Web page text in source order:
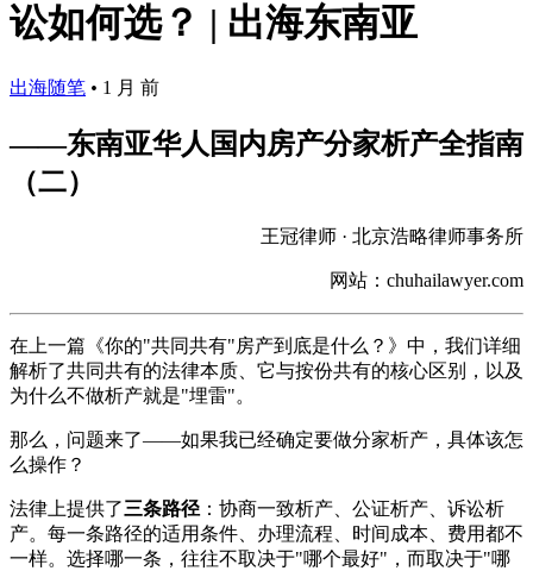
讼如何选？ | 出海东南亚
出海随笔 • 1 月 前
——东南亚华人国内房产分家析产全指南
（二）
王冠律师 · 北京浩略律师事务所
网站：chuhailawyer.com
在上一篇《你的"共同共有"房产到底是什么？》中，我们详细
解析了共同共有的法律本质、它与按份共有的核心区别，以及
为什么不做析产就是"埋雷"。
那么，问题来了——如果我已经确定要做分家析产，具体该怎
么操作？
法律上提供了三条路径 ：协商一致析产、公证析产、诉讼析
产。每一条路径的适用条件、办理流程、时间成本、费用都不
一样。选择哪一条，往往不取决于"哪个最好"，而取决于"哪